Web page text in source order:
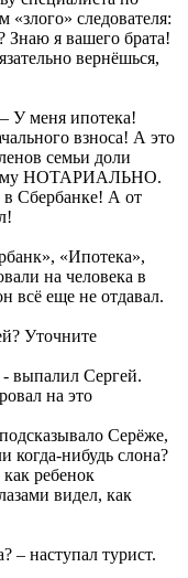
следователя:
я вашего брата!
вернёшься,
У меня ипотека!
взноса! А это
семьи доли
НОТАРИАЛЬНО.
Сбербанке! А от
«Ипотека»,
на человека в
всё еще не отдавал.
Уточните
выпалил Сергей.
на это
Серёже,
когда-нибудь слона?
ребенок
видел, как
– наступал турист.